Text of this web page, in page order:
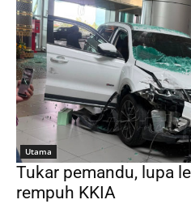
Utama
Tukar pemandu, lupa
rempuh KKIA